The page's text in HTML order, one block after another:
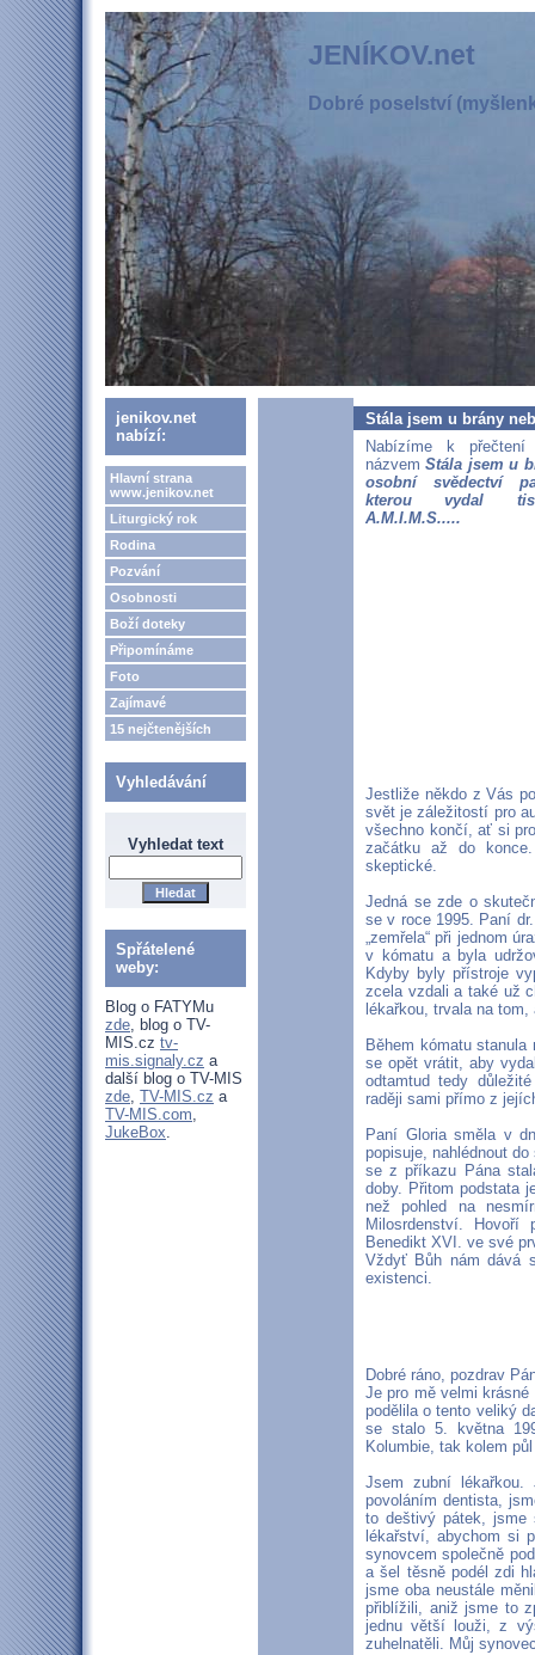
JENÍKOV.net
Dobré poselství
jenikov.net
nabízí:
Hlavní strana
www.jenikov.net
Liturgický rok
Rodina
Pozvání
Osobnosti
Boží doteky
Připomínáme
Foto
Zajímavé
15 nejčtenějších
Vyhledávání
Vyhledat text
Spřátelené
weby:
Blog o FATYMu
zde, blog o TV-
MIS.cz tv-
mis.signaly.cz a
další blog o TV-MIS
zde, TV-MIS.cz a
TV-MIS.com,
JukeBox.
Stála jsem u brány
Nabízíme k
názvemStála jsem u
osobní svědectví
kterou vydal
A.M.I.M.S.....
Jestliže někdo z Vás
svět je záležitostí pro
všechno končí, ať si
začátku až do
skeptické.
Jedná se zde o
se v roce 1995. Paní
„zemřela“ při jednom
v kómatu a byla
Kdyby byly přístroje
zcela vzdali a také už
lékařkou, trvala na
Během kómatu
se opět vrátit, aby
odtamtud tedy
raději sami přímo z
Paní Gloria směla v
popisuje, nahlédnout
se z příkazu Pána
doby. Přitom podstata
než pohled na
Milosrdenství.
Benedikt XVI. ve své
Vždyť Bůh nám dává
existenci.
Dobré ráno, pozdrav
Je pro mě velmi
podělila o tento veliký
se stalo 5. května
Kolumbie, tak kolem
Jsem zubní
povoláním dentista,
to deštivý pátek, jsme
lékařství, abychom si
synovcem společně
a šel těsně podél zdi
jsme oba neustále
přiblížili, aniž jsme to
jednu větší louži, z
zuhelnatěli. Můj